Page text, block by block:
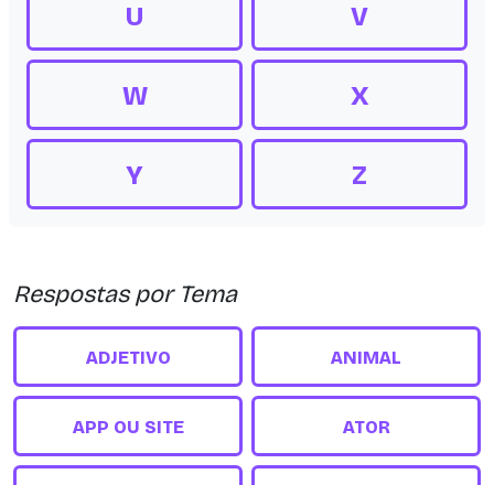
U V
W X
Y Z
Respostas por Tema
ADJETIVO ANIMAL
APP OU SITE ATOR